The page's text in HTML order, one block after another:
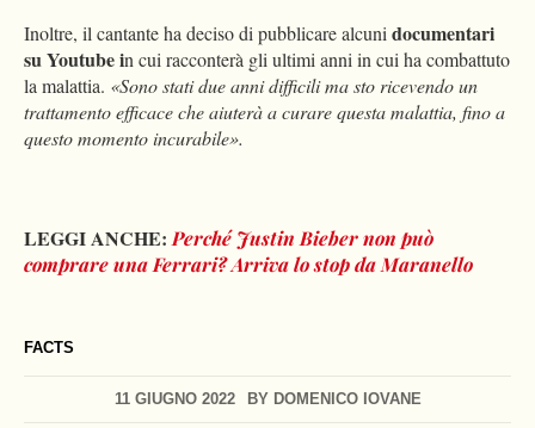
FACTS
11 GIUGNO 2022 BY DOMENICO IOVANE
Inoltre, il cantante ha deciso di pubblicare alcunidocumentari
su Youtube in cui racconterà gli ultimi anni in cui ha combattuto
la malattia. «Sono stati due anni difficili ma sto ricevendo un
trattamento efficace che aiuterà a curare questa malattia, fino a
questo momento incurabile».
LEGGI ANCHE: Perché Justin Bieber non può
comprare una Ferrari? Arriva lo stop da Maranello